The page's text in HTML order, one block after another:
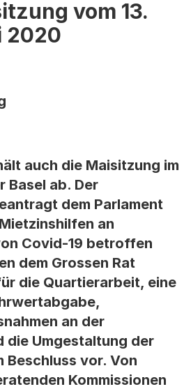
vom 13.
2020
auch die Maisitzung im
Basel ab. Der
dem Parlament
an
Covid-19 betroffen
dem Grossen Rat
die Quartierarbeit, eine
an der
die Umgestaltung der
Beschluss vor. Von
Kommissionen